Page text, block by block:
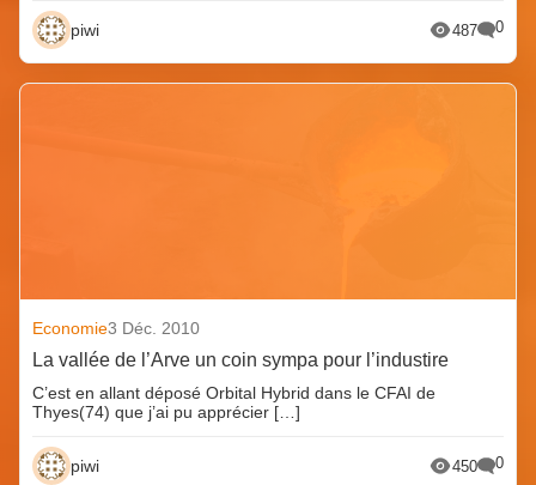
piwi 487 0
Economie3 Déc. 2010
La vallée de l’Arve un coin sympa pour l’industire
C’est en allant déposé Orbital Hybrid dans le CFAI de
Thyes(74) que j’ai pu apprécier […]
piwi 450 0